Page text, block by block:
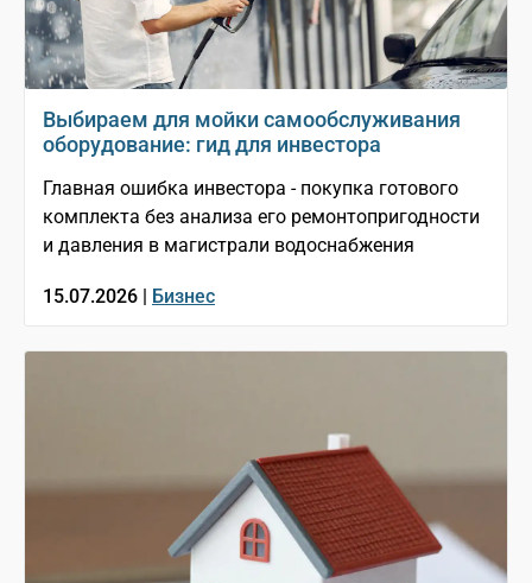
Выбираем для мойки самообслуживания
оборудование: гид для инвестора
Главная ошибка инвестора - покупка готового
комплекта без анализа его ремонтопригодности
и давления в магистрали водоснабжения
15.07.2026 | Бизнес